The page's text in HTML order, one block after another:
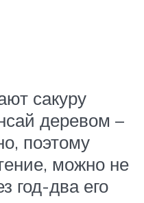
сакуру
деревом –
поэтому
можно не
год-два его